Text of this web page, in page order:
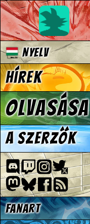
Nyelv
Hírek
Olvasása
A szerzők
Fanart